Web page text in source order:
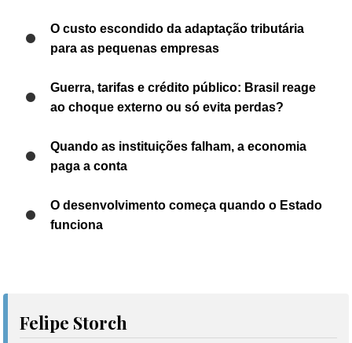
O custo escondido da adaptação tributária
para as pequenas empresas
Guerra, tarifas e crédito público: Brasil reage
ao choque externo ou só evita perdas?
Quando as instituições falham, a economia
paga a conta
O desenvolvimento começa quando o Estado
funciona
Felipe Storch